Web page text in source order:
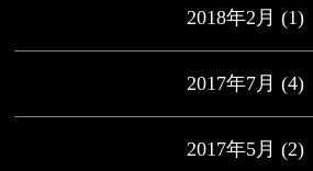
2018年2月 (1)
2017年7月 (4)
2017年5月 (2)